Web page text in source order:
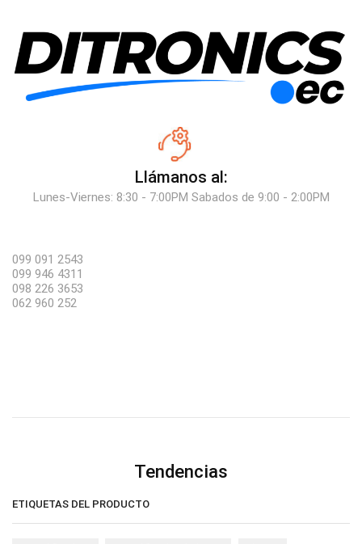
Llámanos al:
Lunes-Viernes: 8:30 - 7:00PM Sabados de 9:00 - 2:00PM
099 091 2543
099 946 4311
098 226 3653
062 960 252
Tendencias
ETIQUETAS DEL PRODUCTO